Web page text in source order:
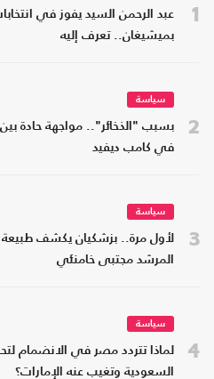
1
عبد الرحمن السيد يفوز في
بميشيغان.. تعرف إليه
2
سياسة
بسبب "الذخائر".. مواجهة حادة بين
في كامب ديفيد
3
سياسة
لأول مرة.. بزشكيان يكشف
المرشد مجتبى خامنئي
4
سياسة
لماذا تتردد مصر في الانضمام
السعودية وتغيب عنه الإمارات؟